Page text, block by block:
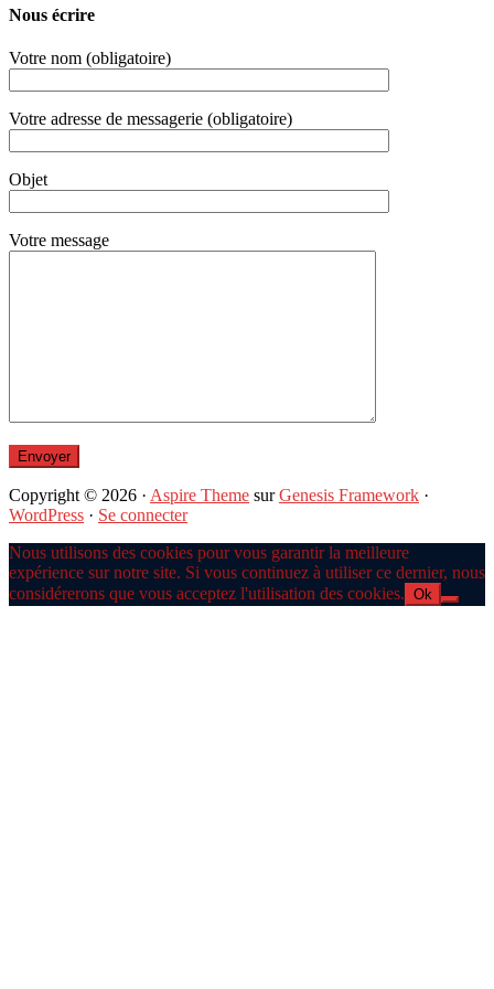
Nous écrire
Votre nom (obligatoire)
Votre adresse de messagerie (obligatoire)
Objet
Votre message
Copyright © 2026 · Aspire Theme surGenesis Framework ·
WordPress · Se connecter
Nous utilisons des cookies pour vous garantir la meilleure
expérience sur notre site. Si vous continuez à utiliser ce dernier, nous
considérerons que vous acceptez l'utilisation des cookies. Ok